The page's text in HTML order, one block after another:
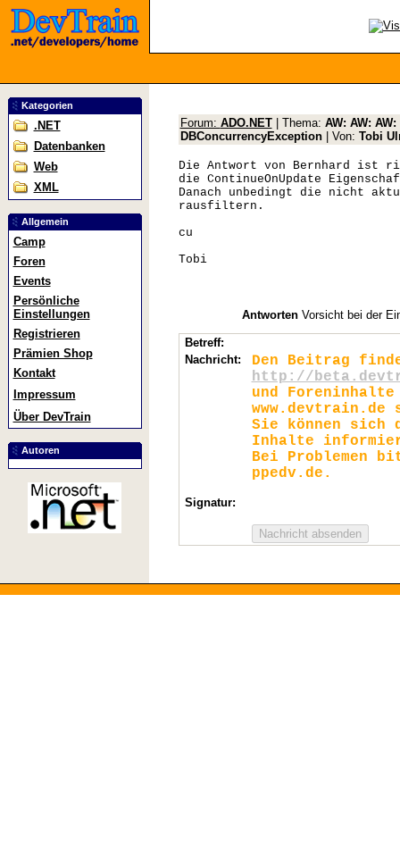
Kategorien
.NET
Datenbanken
Web
XML
Allgemein
Camp
Foren
Events
Persönliche
Einstellungen
Registrieren
Prämien Shop
Kontakt
Impressum
Über DevTrain
Autoren
Forum: ADO.NET| Thema: AW: AW: AW:
DBConcurrencyException
| Von: Tobi
Die Antwort von Bernhard ist
die ContinueOnUpdate
Danach unbedingt die nicht
rausfiltern.
cu
Tobi
Antworten Vorsicht bei der
Betreff:
Nachricht:
Den Beitrag
http://
und
Sie können
Inhalte
Bei Problemen
ppedv.de.
Signatur: